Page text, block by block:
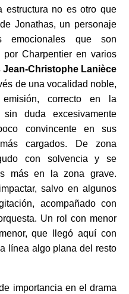
no es otro que
Jonathas, un personaje
emocionales que son
por Charpentier en varios
Jean-Christophe Lanièce
de una vocalidad noble,
correcto en la
duda excesivamente
convincente en sus
más cargados. De zona
con solvencia y se
más en la zona grave.
salvo en algunos
acompañado con
Un rol con menor
que llegó aquí con
línea algo plana del resto
importancia en el drama